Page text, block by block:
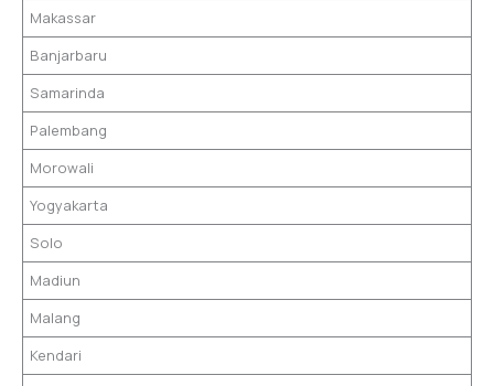
Makassar
Banjarbaru
Samarinda
Palembang
Morowali
Yogyakarta
Solo
Madiun
Malang
Kendari